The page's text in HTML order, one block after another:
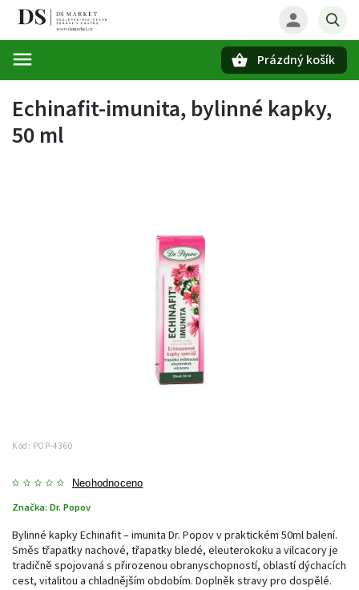
Prázdný košík
Echinafit-imunita, bylinné kapky,
50 ml
Kód: POP-4360
Neohodnoceno
Značka: Dr. Popov
Bylinné kapky Echinafit – imunita Dr. Popov v praktickém 50ml balení.
Směs třapatky nachové, třapatky bledé, eleuterokoku a vilcacory je
tradičně spojovaná s přirozenou obranyschopností, oblastí dýchacích
cest, vitalitou a chladnějším obdobím. Doplněk stravy pro dospělé.